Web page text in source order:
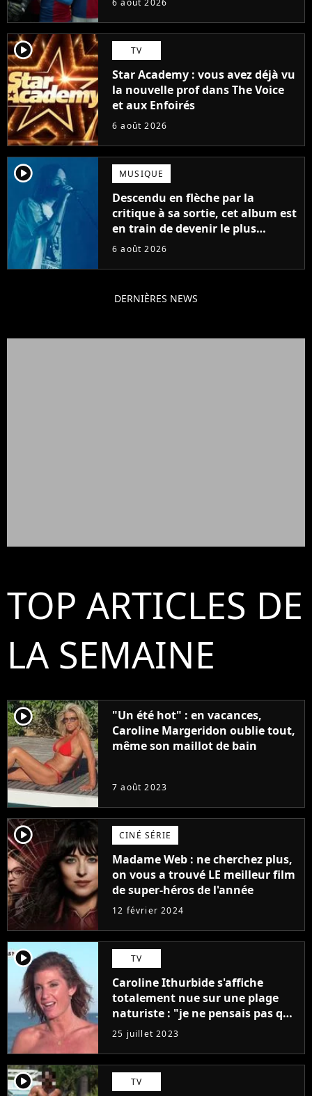
player2 TV
Star Academy : vous avez déjà vu
la nouvelle prof dans The Voice
et aux Enfoirés
6 août 2026
player2 MUSIQUE
Descendu en flèche par la
critique à sa sortie, cet album est
en train de devenir le plus
populaire de son auteur
6 août 2026
DERNIÈRES NEWS
TOP ARTICLES DE
LA SEMAINE
player2
"Un été hot" : en vacances,
Caroline Margeridon oublie tout,
même son maillot de bain
7 août 2023
player2 CINÉ SÉRIE
Madame Web : ne cherchez plus,
on vous a trouvé LE meilleur film
de super-héros de l'année
12 février 2024
player2 TV
Caroline Ithurbide s'affiche
totalement nue sur une plage
naturiste : "je ne pensais pas que
j'arriverais à le faire..."
25 juillet 2023
player2 TV